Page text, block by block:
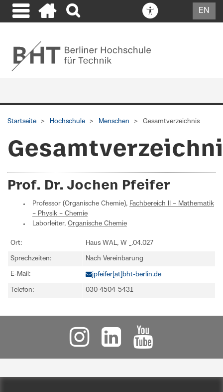
EN
Startseite Hochschule Menschen Gesamtverzeichnis
Prof. Dr. Jochen Pfeifer
Professor (Organische Chemie), Fachbereich II – Mathematik
– Physik – Chemie
Laborleiter, Organische Chemie
Ort: Haus WAL, W _.04.027
Sprechzeiten: Nach Vereinbarung
E-Mail: jpfeifer[at]bht-berlin.de
Telefon: 030 4504-5431